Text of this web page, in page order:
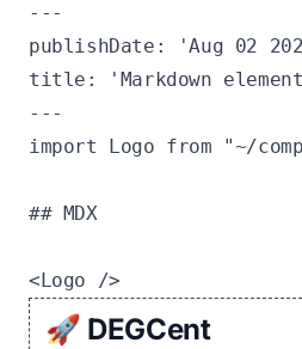
---
publishDate: 'Aug 02
title: 'Markdown
---
import Logo from "~/
## MDX
🚀 DEGCent